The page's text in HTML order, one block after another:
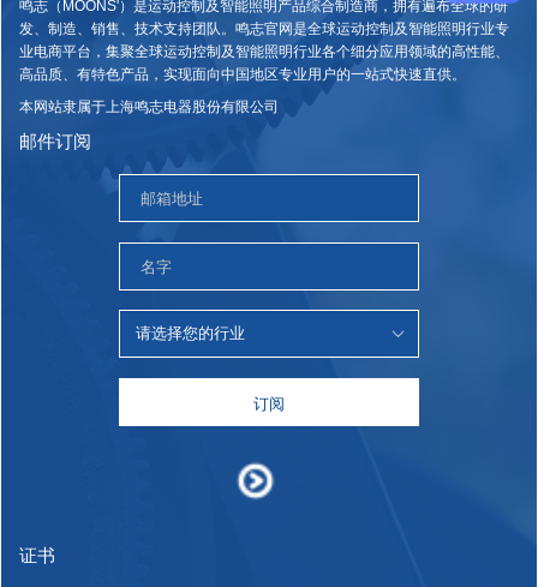
鸣志（MOONS'）是运动控制及智能照明产品综合制造商，拥有遍布全球的研
发、制造、销售、技术支持团队。鸣志官网是全球运动控制及智能照明行业专
业电商平台，集聚全球运动控制及智能照明行业各个细分应用领域的高性能、
高品质、有特色产品，实现面向中国地区专业用户的一站式快速直供。
本网站隶属于上海鸣志电器股份有限公司
邮件订阅
订阅
证书